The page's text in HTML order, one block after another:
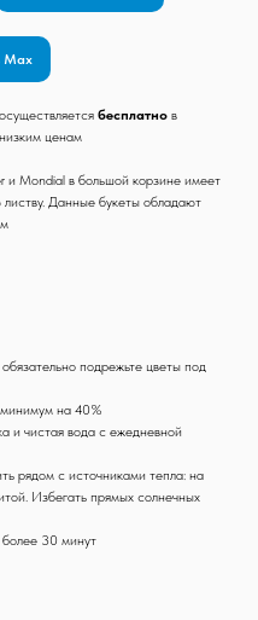
Max
бесплатно в
ценам
и Mondial в большой корзине имеет
Данные букеты обладают
подрежьте цветы под
на 40%
и чистая вода с ежедневной
рядом с источниками тепла: на
Избегать прямых солнечных
30 минут